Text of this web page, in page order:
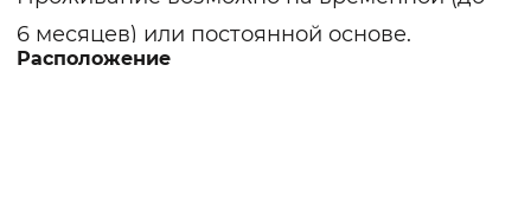
6 месяцев) или постоянной основе.
Территория учреждения, общей
Расположение